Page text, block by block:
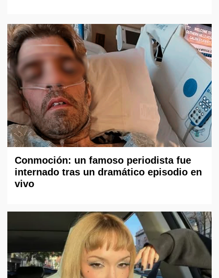
Conmoción: un famoso periodista fue
internado tras un dramático episodio en
vivo